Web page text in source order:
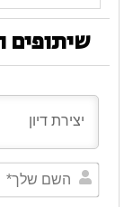
שיתופים